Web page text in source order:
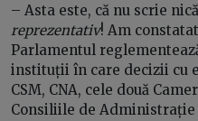
– Asta este, că nu scrie
reprezentativ! Am
Parlamentul
instituții în care decizii cu
CSM, CNA, cele două
Consiliile de